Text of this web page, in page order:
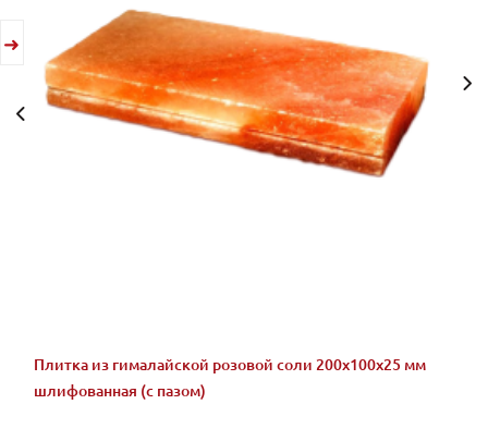
Плитка из гималайской розовой соли 200x100x25 мм
шлифованная (с пазом)